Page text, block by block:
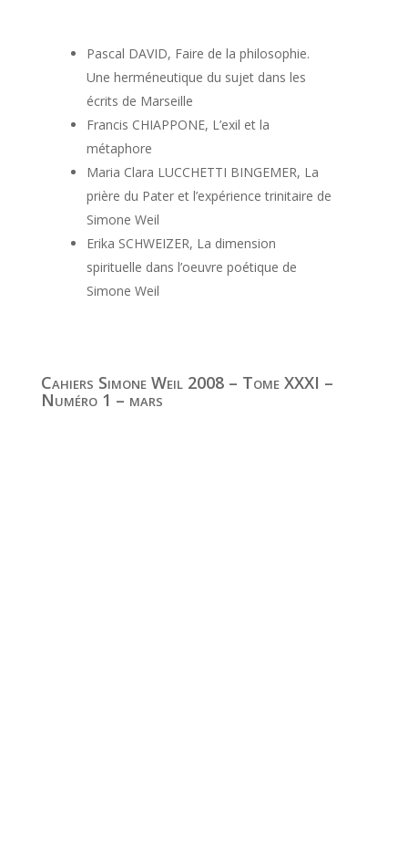
Pascal DAVID, Faire de la philosophie.
Une herméneutique du sujet dans les
écrits de Marseille
Francis CHIAPPONE, L’exil et la
métaphore
Maria Clara LUCCHETTI BINGEMER, La
prière du Pater et l’expérience trinitaire de
Simone Weil
Erika SCHWEIZER, La dimension
spirituelle dans l’oeuvre poétique de
Simone Weil
Cahiers Simone Weil 2008 – Tome XXXI –
Numéro 1 – mars